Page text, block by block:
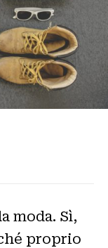
moda. Sì,
proprio